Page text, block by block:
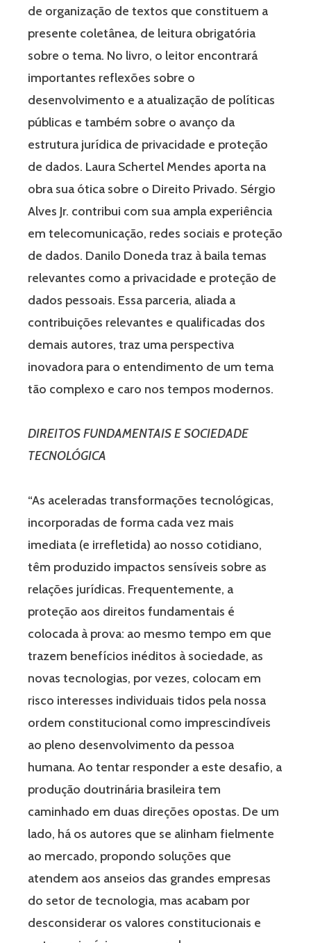
de organização de textos que constituem a
presente coletânea, de leitura obrigatória
sobre o tema. No livro, o leitor encontrará
importantes reflexões sobre o
desenvolvimento e a atualização de políticas
públicas e também sobre o avanço da
estrutura jurídica de privacidade e proteção
de dados. Laura Schertel Mendes aporta na
obra sua ótica sobre o Direito Privado. Sérgio
Alves Jr. contribui com sua ampla experiência
em telecomunicação, redes sociais e proteção
de dados. Danilo Doneda traz à baila temas
relevantes como a privacidade e proteção de
dados pessoais. Essa parceria, aliada a
contribuições relevantes e qualificadas dos
demais autores, traz uma perspectiva
inovadora para o entendimento de um tema
tão complexo e caro nos tempos modernos.
DIREITOS FUNDAMENTAIS E SOCIEDADE
TECNOLÓGICA
“As aceleradas transformações tecnológicas,
incorporadas de forma cada vez mais
imediata (e irrefletida) ao nosso cotidiano,
têm produzido impactos sensíveis sobre as
relações jurídicas. Frequentemente, a
proteção aos direitos fundamentais é
colocada à prova: ao mesmo tempo em que
trazem benefícios inéditos à sociedade, as
novas tecnologias, por vezes, colocam em
risco interesses individuais tidos pela nossa
ordem constitucional como imprescindíveis
ao pleno desenvolvimento da pessoa
humana. Ao tentar responder a este desafio, a
produção doutrinária brasileira tem
caminhado em duas direções opostas. De um
lado, há os autores que se alinham fielmente
ao mercado, propondo soluções que
atendem aos anseios das grandes empresas
do setor de tecnologia, mas acabam por
desconsiderar os valores constitucionais e